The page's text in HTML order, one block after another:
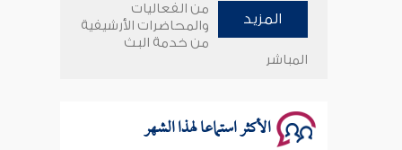
وأمنهم من خوف 9
سلسلة محاضرات نفحات رمضانية
المزيد
من الفعاليات
والمحاضرات الأرشيفية
من خدمة البث
المباشر
الأكثر استماعا لهذا الشهر